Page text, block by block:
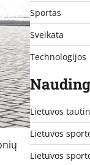
Sportas
Sveikata
Technologijos
Lietuvos
Lietuvos
Lietuvos